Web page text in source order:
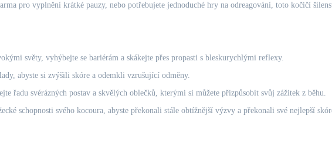
pro vyplnění krátké pauzy, nebo potřebujete jednoduché hry na odreagování, toto kočičí
světy, vyhýbejte se bariérám a skákejte přes propasti s bleskurychlými reflexy.
abyste si zvýšili skóre a odemkli vzrušující odměny.
řadu svérázných postav a skvělých oblečků, kterými si můžete přizpůsobit svůj zážitek z běhu.
schopnosti svého kocoura, abyste překonali stále obtížnější výzvy a překonali své nejlepší